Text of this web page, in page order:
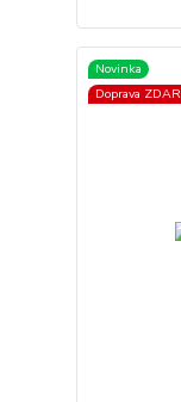
Novinka
Doprava